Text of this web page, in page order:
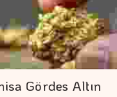
Gördes Altın